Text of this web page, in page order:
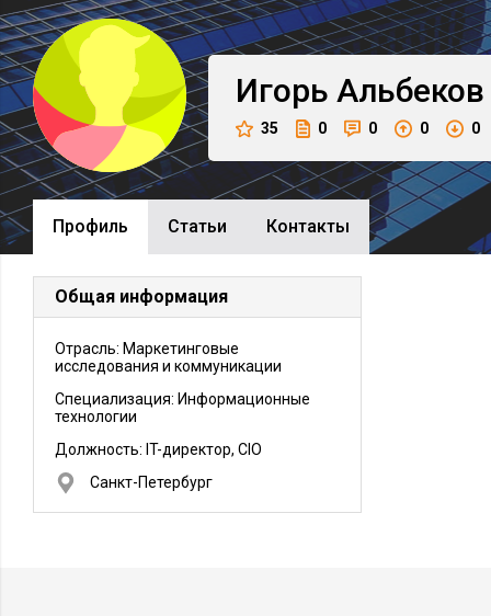
Игорь Альбеков
35 0 0 0 0
Профиль Cтатьи Контакты
Общая информация
Отрасль: Маркетинговые
исследования и коммуникации
Специализация: Информационные
технологии
Должность: IT-директор, CIO
Санкт-Петербург